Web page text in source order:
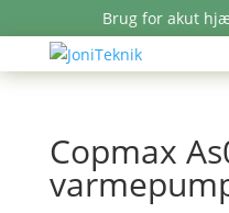
Brug for akut
Copmax